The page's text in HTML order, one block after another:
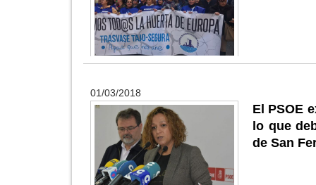
01/03/2018
El PSOE
lo que
de San